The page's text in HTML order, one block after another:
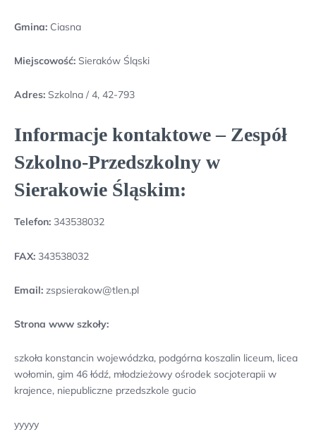
Gmina: Ciasna
Miejscowość: Sieraków Śląski
Adres: Szkolna / 4, 42-793
Informacje kontaktowe – Zespół
Szkolno-Przedszkolny w
Sierakowie Śląskim:
Telefon: 343538032
FAX: 343538032
Email: zspsierakow@tlen.pl
Strona www szkoły:
szkoła konstancin wojewódzka, podgórna koszalin liceum, licea
wołomin, gim 46 łódź, młodzieżowy ośrodek socjoterapii w
krajence, niepubliczne przedszkole gucio
yyyyy